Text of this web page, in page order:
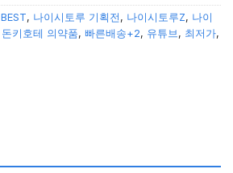
BEST, 나이시토루 기획전 , 나이시토루Z, 나이
돈키호테 의약품, 빠른배송+2, 유튜브, 최저가,